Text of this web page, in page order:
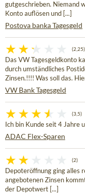
gutgeschrieben. Niemand
Konto auflösen und [...]
Postova banka Tagesgeld
(2,25)
Das VW Tagesgeldkonto
durch umständliches
Zinsen.!!!! Was soll das.
VW Bank Tagesgeld
(3,5)
Ich bin Kunde seit 4 Jahre
ADAC Flex-Sparen
(2)
Depoteröffnung ging alles
angebotenen Zinsen
der Depotwert [...]